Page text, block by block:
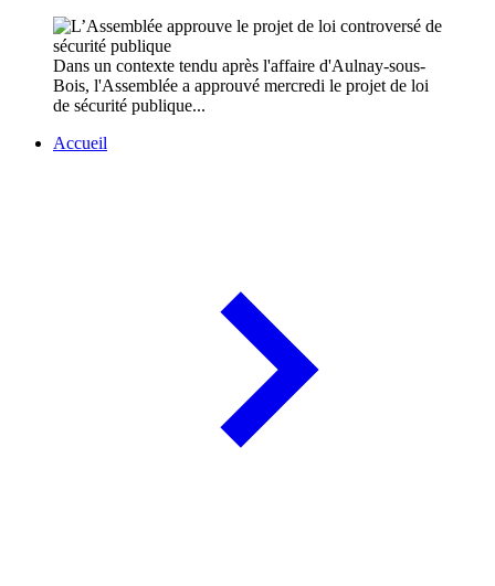
Dans un contexte tendu après l'affaire d'Aulnay-sous-
Bois, l'Assemblée a approuvé mercredi le projet de loi
de sécurité publique...
Accueil